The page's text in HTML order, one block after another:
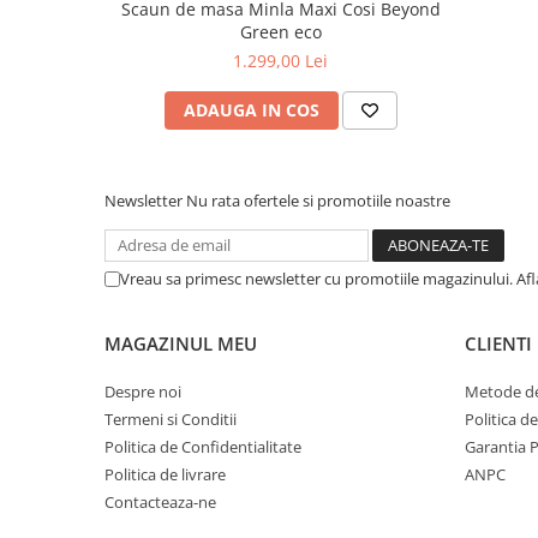
Scaun de masa Minla Maxi Cosi Beyond
Green eco
1.299,00 Lei
ADAUGA IN COS
Newsletter Nu rata ofertele si promotiile noastre
Vreau sa primesc newsletter cu promotiile magazinului.
MAGAZINUL MEU
Despre noi
Termeni si Conditii
Politica de Confidentialitate
Politica de livrare
Contacteaza-ne
CLIENTI
Metode
Politica
Garantia
ANPC